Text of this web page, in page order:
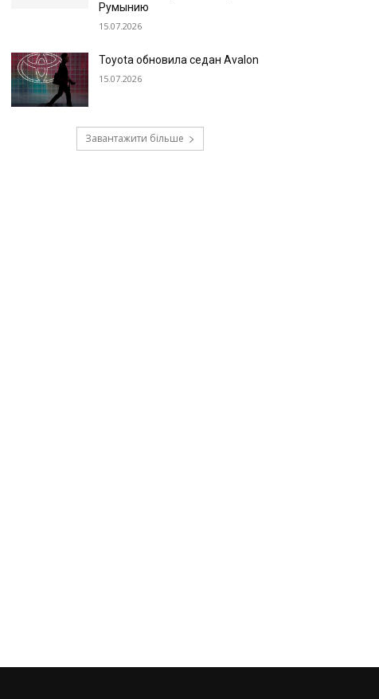
Румынию
15.07.2026
Toyota обновила седан Avalon
15.07.2026
Завантажити більше